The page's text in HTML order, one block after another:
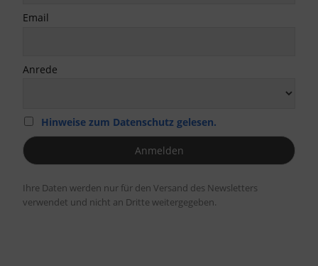
Email
Anrede
Hinweise zum Datenschutz gelesen.
Ihre Daten werden nur für den Versand des Newsletters
verwendet und nicht an Dritte weitergegeben.